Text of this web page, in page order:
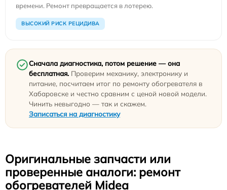
времени. Ремонт превращается в лотерею.
ВЫСОКИЙ РИСК РЕЦИДИВА
Сначала диагностика, потом решение — она
бесплатная. Проверим механику, электронику и
питание, посчитаем итог по ремонту обогревателя в
Хабаровске и честно сравним с ценой новой модели.
Чинить невыгодно — так и скажем.
Записаться на диагностику
Оригинальные запчасти или
проверенные аналоги: ремонт
обогревателей Midea